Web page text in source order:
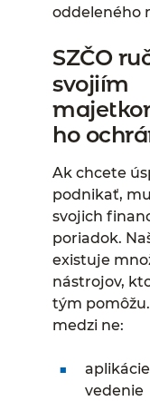
oddeleného
SZČO
svojiím
ho
Ak chcete
podnikať,
svojich
poriadok.
existuje
nástrojov,
tým
medzi ne:
vedenie